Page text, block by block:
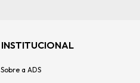
INSTITUCIONAL
Sobre a ADS